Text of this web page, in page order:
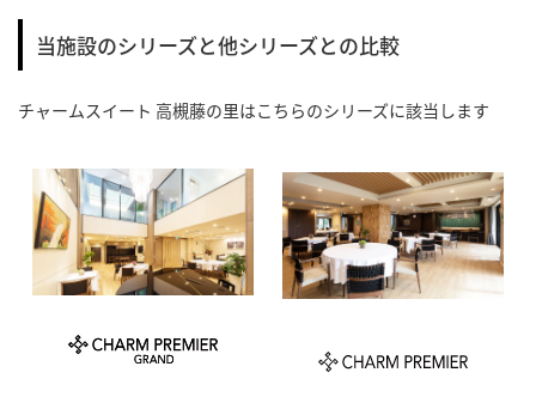
当施設のシリーズと他シリーズとの比較
チャームスイート 高槻藤の里はこちらのシリーズに該当します